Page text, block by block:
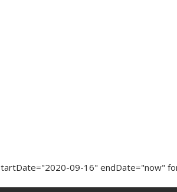
09-16" endDate="now"